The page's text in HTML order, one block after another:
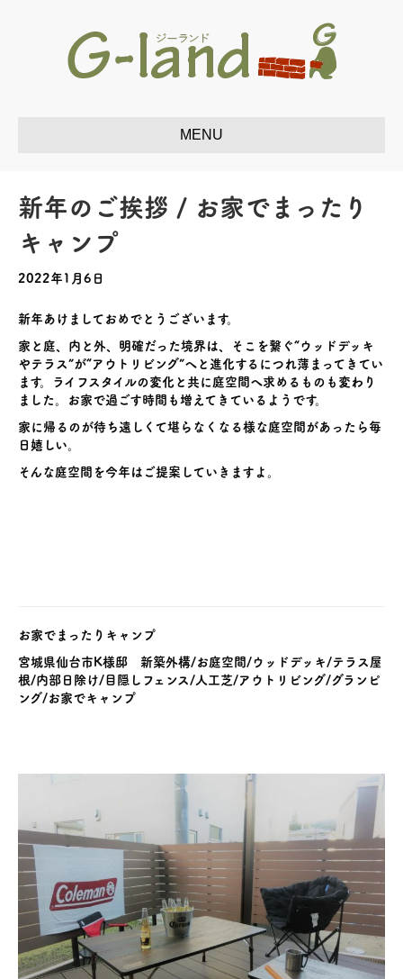
新年のご挨拶 / お家でまったり
キャンプ
2022年1月6日
新年あけましておめでとうございます。
家と庭、内と外、明確だった境界は、そこを繋ぐ“ウッドデッキ
やテラス”が“アウトリビング”へと進化するにつれ薄まってきてい
ます。ライフスタイルの変化と共に庭空間へ求めるものも変わり
ました。お家で過ごす時間も増えてきているようです。
家に帰るのが待ち遠しくて堪らなくなる様な庭空間があったら毎
日嬉しい。
そんな庭空間を今年はご提案していきますよ。
お家でまったりキャンプ
宮城県仙台市K様邸 新築外構/お庭空間/ウッドデッキ/テラス屋
根/内部日除け/目隠しフェンス/人工芝/アウトリビング/グランピ
ング/お家でキャンプ